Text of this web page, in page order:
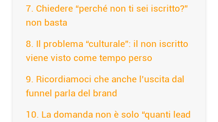
Chiedere “perché non ti sei iscritto?”
non basta
Il problema “culturale”: il non iscritto
viene visto come tempo perso
Ricordiamoci che anche l’uscita dal
funnel parla del brand
La domanda non è solo “quanti lead